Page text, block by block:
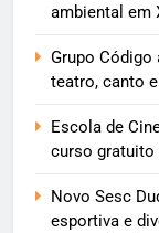
ambiental em
Grupo Código
teatro, canto
Escola de
curso gratuito
Novo Sesc
esportiva e